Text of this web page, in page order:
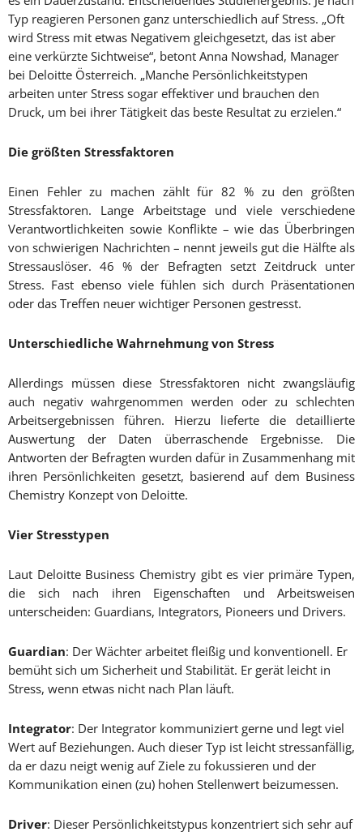
Typ reagieren Personen ganz unterschiedlich auf Stress. „Oft
wird Stress mit etwas Negativem gleichgesetzt, das ist aber
eine verkürzte Sichtweise“, betont Anna Nowshad, Manager
bei Deloitte Österreich. „Manche Persönlichkeitstypen
arbeiten unter Stress sogar effektiver und brauchen den
Druck, um bei ihrer Tätigkeit das beste Resultat zu erzielen.“
Die größten Stressfaktoren
Einen Fehler zu machen zählt für 82 % zu den größten
Stressfaktoren. Lange Arbeitstage und viele verschiedene
Verantwortlichkeiten sowie Konflikte – wie das Überbringen
von schwierigen Nachrichten – nennt jeweils gut die Hälfte als
Stressauslöser. 46 % der Befragten setzt Zeitdruck unter
Stress. Fast ebenso viele fühlen sich durch Präsentationen
oder das Treffen neuer wichtiger Personen gestresst.
Unterschiedliche Wahrnehmung von Stress
Allerdings müssen diese Stressfaktoren nicht zwangsläufig
auch negativ wahrgenommen werden oder zu schlechten
Arbeitsergebnissen führen. Hierzu lieferte die detaillierte
Auswertung der Daten überraschende Ergebnisse. Die
Antworten der Befragten wurden dafür in Zusammenhang mit
ihren Persönlichkeiten gesetzt, basierend auf dem Business
Chemistry Konzept von Deloitte.
Vier Stresstypen
Laut Deloitte Business Chemistry gibt es vier primäre Typen,
die sich nach ihren Eigenschaften und Arbeitsweisen
unterscheiden: Guardians, Integrators, Pioneers und Drivers.
Guardian: Der Wächter arbeitet fleißig und konventionell. Er
bemüht sich um Sicherheit und Stabilität. Er gerät leicht in
Stress, wenn etwas nicht nach Plan läuft.
Integrator: Der Integrator kommuniziert gerne und legt viel
Wert auf Beziehungen. Auch dieser Typ ist leicht stressanfällig,
da er dazu neigt wenig auf Ziele zu fokussieren und der
Kommunikation einen (zu) hohen Stellenwert beizumessen.
Driver: Dieser Persönlichkeitstypus konzentriert sich sehr auf